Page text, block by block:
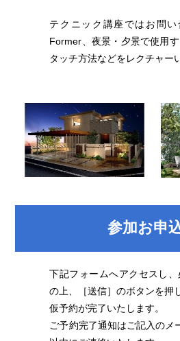
テクニック講座ではお問
Former、夜景・夕景で使用
タッチ方法などをレクチャー
参加お申
下記フォームへアクセスし
の上、［送信］のボタンを押
仮予約が完了いたします。
ご予約完了通知はご記入のメ